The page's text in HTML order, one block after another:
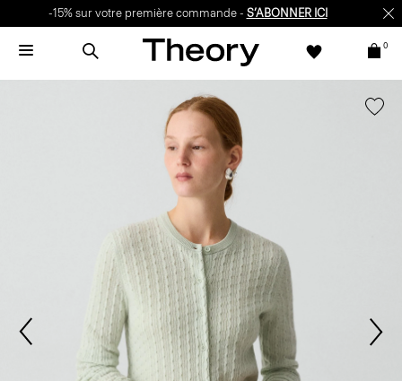
-15% sur votre première commande - S’ABONNER ICI
0